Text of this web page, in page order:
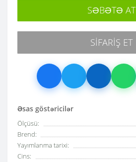
Əsas göstəricilər
Ölçüsü:
Brend:
Yayımlanma tarixi:
Cins:
SƏBƏTƏ AT
SIFARIŞ ET